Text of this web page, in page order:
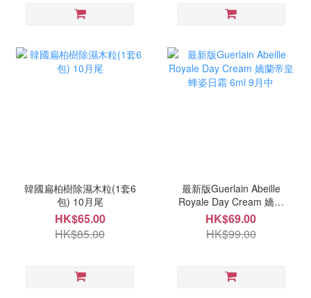
韓國扁柏樹除濕木粒(1套6
包) 10月尾
HK$65.00
HK$85.00
最新版Guerlain Abeille
Royale Day Cream 嬌蘭
HK$69.00
HK$99.00